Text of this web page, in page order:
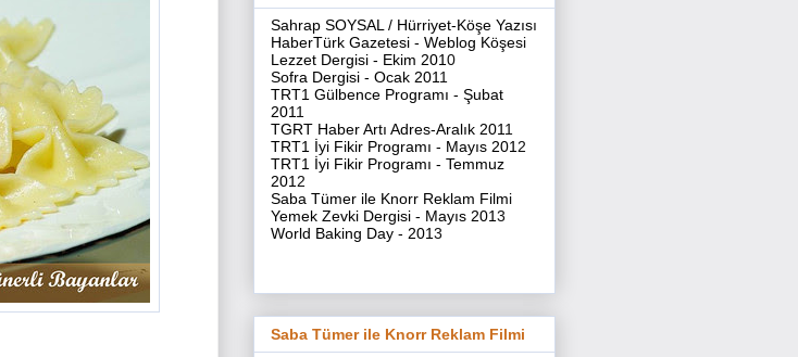
Sahrap SOYSAL / Hürriyet-Köşe Yazısı
HaberTürk Gazetesi - Weblog Köşesi
Lezzet Dergisi - Ekim 2010
Sofra Dergisi - Ocak 2011
TRT1 Gülbence Programı - Şubat
2011
TGRT Haber Artı Adres-Aralık 2011
TRT1 İyi Fikir Programı - Mayıs 201 2
TRT1 İyi Fikir Programı - Temmuz
201 2
Saba Tümer ile Knorr Reklam Filmi
Yemek Zevki Dergisi - Mayıs 2013
World Baking Day - 2013
Saba Tümer ile Knorr Reklam Filmi